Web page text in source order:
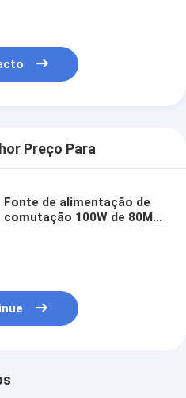
Preço Para
Fonte de alimentação de
comutação 100W de 80MV